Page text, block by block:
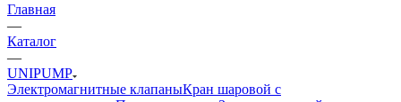
Главная
—
Каталог
—
UNIPUMP
Электромагнитные клапаныКран шаровой с